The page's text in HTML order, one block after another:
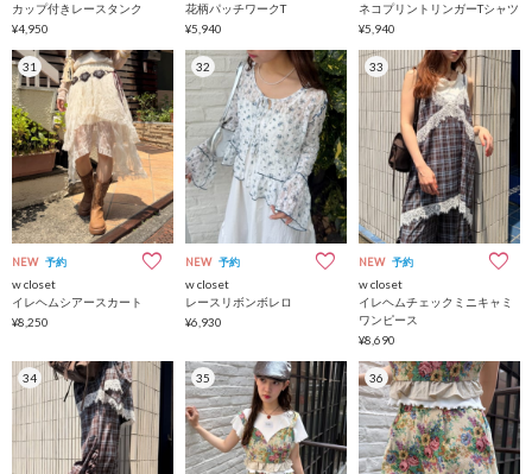
カップ付きレースタンク
¥4,950
花柄パッチワークT
¥5,940
ネコプリントリンガーTシャツ
¥5,940
31
NEW 予約
w closet
イレヘムシアースカート
¥8,250
32
NEW 予約
w closet
レースリボンボレロ
¥6,930
33
NEW 予約
w closet
イレヘムチェックミニキャミ
ワンピース
¥8,690
34 35 36